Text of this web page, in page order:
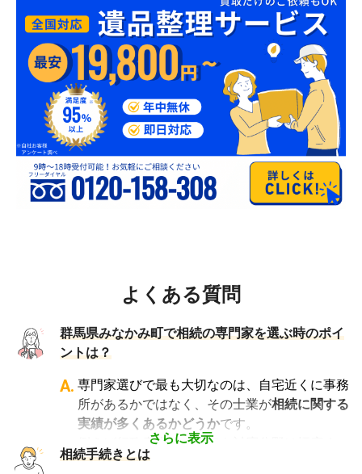
よくある質問
群馬県みなかみ町で相続の専門家を選ぶ時のポイ
ントは？
さらに表示
A. 専門家選びで最も大切なのは、自宅近くに事務
所があるかではなく、その士業が相続に関する
実績が多くあるかどうかです。
例えば行政書士といっても対応分野は幅広く、
法人設立や許認可申請など法人業務を中心に行
相続手続きとは